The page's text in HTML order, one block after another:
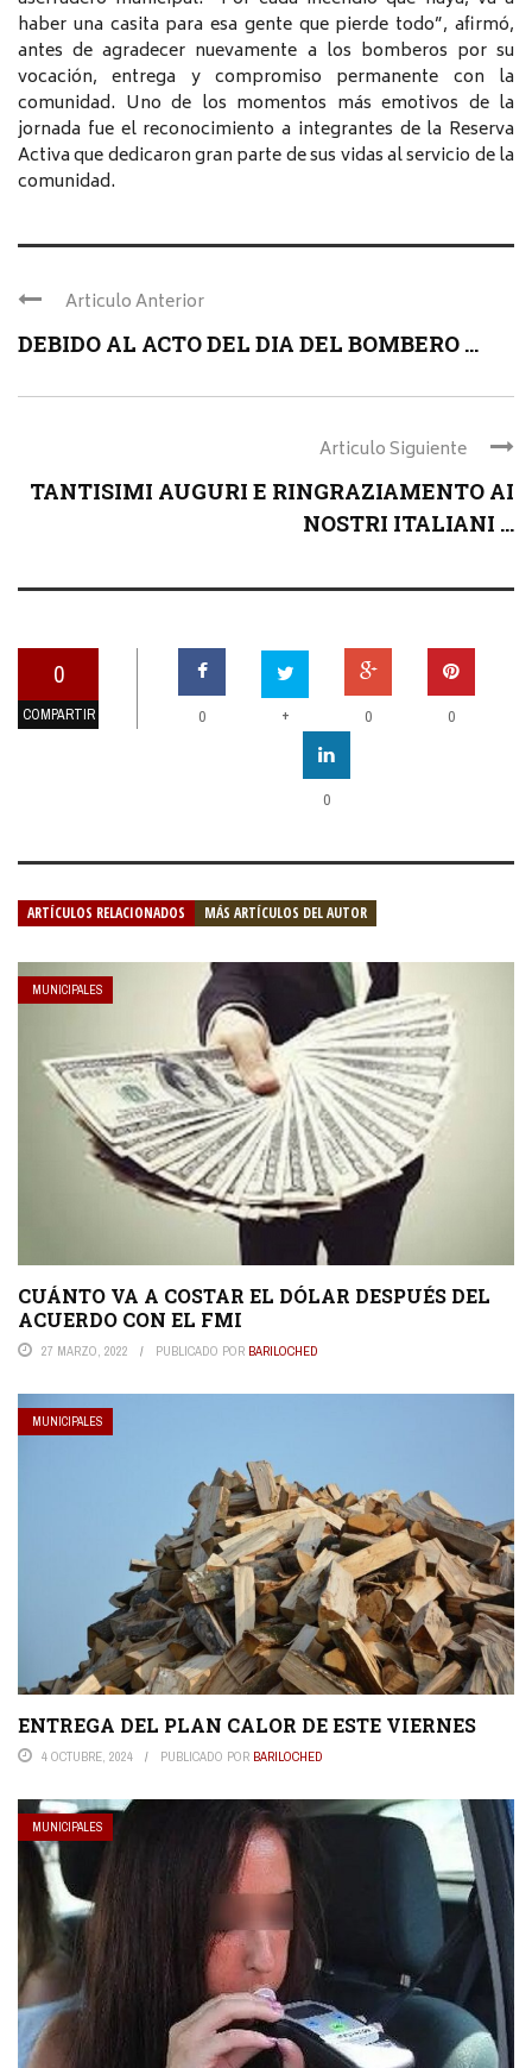
haber una casita para esa gente que pierde todo”, afirmó,
antes de agradecer nuevamente a los bomberos por su
vocación, entrega y compromiso permanente con la
comunidad. Uno de los momentos más emotivos de la
jornada fue el reconocimiento a integrantes de la Reserva
Activa que dedicaron gran parte de sus vidas al servicio de la
comunidad.
Articulo Anterior
DEBIDO AL ACTO DEL DIA DEL BOMBERO ...
Articulo Siguiente
TANTISIMI AUGURI E RINGRAZIAMENTO AI
NOSTRI ITALIANI ...
0
COMPARTIR 0 + 0 0
0
ARTÍCULOS RELACIONADOS MÁS ARTÍCULOS DEL AUTOR
MUNICIPALES
CUÁNTO VA A COSTAR EL DÓLAR DESPUÉS DEL
ACUERDO CON EL FMI
27 MARZO, 2022 PUBLICADO POR BARILOCHED
MUNICIPALES
ENTREGA DEL PLAN CALOR DE ESTE VIERNES
4 OCTUBRE, 2024 PUBLICADO POR BARILOCHED
MUNICIPALES